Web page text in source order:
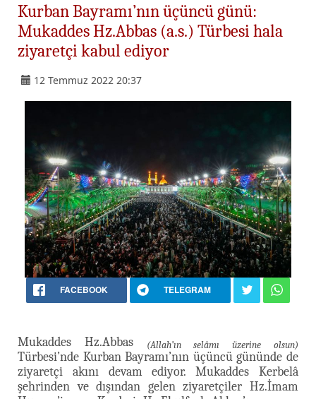
Kurban Bayramı’nın üçüncü günü:
Mukaddes Hz.Abbas (a.s.) Türbesi hala
ziyaretçi kabul ediyor
12 Temmuz 2022 20:37
FACEBOOK TELEGRAM
Mukaddes Hz.Abbas (Allah’ın selâmı üzerine olsun)
Türbesi’nde Kurban Bayramı’nın üçüncü gününde de
ziyaretçi akını devam ediyor. Mukaddes Kerbelâ
şehrinden ve dışından gelen ziyaretçiler Hz.İmam